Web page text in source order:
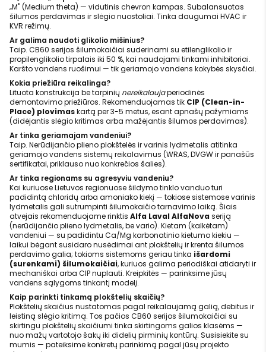
„M" (Medium theta) — vidutinis chevron kampas. Subalansuotas
šilumos perdavimas ir slėgio nuostoliai. Tinka daugumai HVAC ir
KVR režimų.
Ar galima naudoti glikolio mišinius?
Taip. CB60 serijos šilumokaičiai suderinami su etilenglikolio ir
propilenglikolio tirpalais iki 50 %, kai naudojami tinkami inhibitoriai.
Karšto vandens ruošimui — tik geriamojo vandens kokybės skysčiai.
Kokia priežiūra reikalinga?
Lituota konstrukcija be tarpinių nereikalaujaperiodinės
demontavimo priežiūros. Rekomenduojamas tik CIP (Clean-in-
Place) plovimaskartą per 3-5 metus, esant apnašų požymiams
(didėjantis slėgio kritimas arba mažėjantis šilumos perdavimas).
Ar tinka geriamajam vandeniui?
Taip. Nerūdijančio plieno plokštelės ir varinis lydmetalis atitinka
geriamojo vandens sistemų reikalavimus (WRAS, DVGW ir panašūs
sertifikatai, priklauso nuo konkrečios šalies).
Ar tinka regionams su agresyviu vandeniu?
Kai kuriuose Lietuvos regionuose šildymo tinklo vanduo turi
padidintą chloridų arba amoniako kiekį — tokiose sistemose varinis
lydmetalis gali sutrumpinti šilumokaičio tarnavimo laiką. Šiais
atvejais rekomenduojame rinktis Alfa Laval AlfaNova seriją
(nerūdijančio plieno lydmetalis, be vario). Kietam (kalkėtam)
vandeniui — su padidintu Ca/Mg karbonatinio kietumo kiekiu —
laikui bėgant susidaro nusėdimai ant plokštelių ir krenta šilumos
perdavimo galia; tokioms sistemoms geriau tinka išardomi
(surenkami) šilumokaičiai, kuriuos galima periodiškai atidaryti ir
mechaniškai arba CIP nuplauti. Kreipkitės — parinksime jūsų
vandens sąlygoms tinkantį modelį.
Kaip parinkti tinkamą plokštelių skaičių?
Plokštelių skaičius nustatomas pagal reikalaujamą galią, debitus ir
leistiną slėgio kritimą. Tos pačios CB60 serijos šilumokaičiai su
skirtingu plokštelių skaičiumi tinka skirtingoms galios klasėms —
nuo mažų vartotojo šakų iki didelių pirminių kontūrų. Susisiekite su
mumis — pateiksime konkretų parinkimą pagal jūsų projekto